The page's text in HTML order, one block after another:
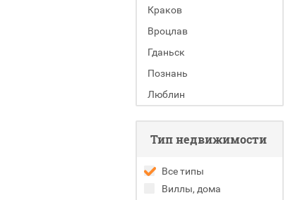
Краков
Вроцлав
Гданьск
Познань
Люблин
Тип недвижимости
Все типы
Виллы, дома